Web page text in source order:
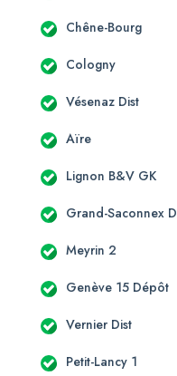
Chêne-Bourg
Cologny
Vésenaz Dist
Aïre
Lignon B&V GK
Grand-Saconnex D
Meyrin 2
Genève 15 Dépôt
Vernier Dist
Petit-Lancy 1